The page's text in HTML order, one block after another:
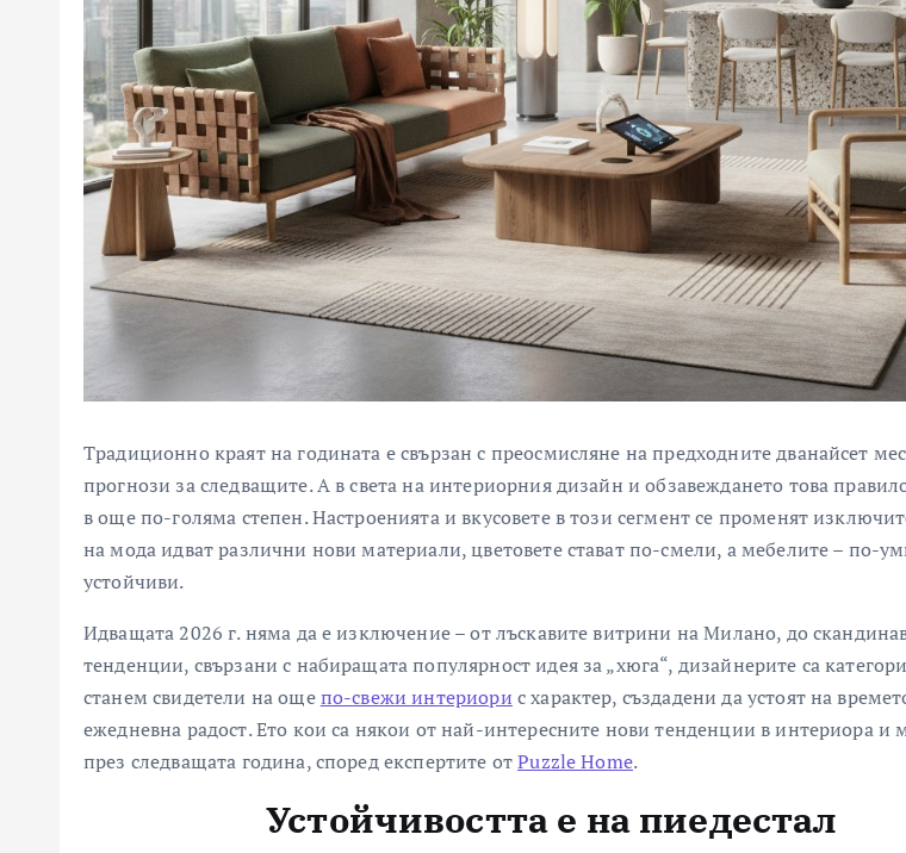
Традиционно краят на годината е свързан с преосмисляне на предходните дванайсет
прогнози за следващите. А в света на интериорния дизайн и обзавеждането това
в още по-голяма степен. Настроенията и вкусовете в този сегмент се променят
на мода идват различни нови материали, цветовете стават по-смели, а мебелите – по-
устойчиви.
Идващата 2026 г. няма да е изключение – от лъскавите витрини на Милано, до
тенденции, свързани с набиращата популярност идея за „хюга“, дизайнерите са
станем свидетели на ощепо-свежи интериори с характер, създадени да устоят на
ежедневна радост. Ето кои са някои от най-интересните нови тенденции в интериора и
през следващата година, според експертите отPuzzle Home.
Устойчивостта е на пиедестал